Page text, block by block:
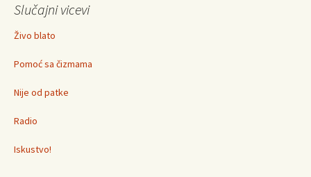
Slučajni vicevi
Živo blato
Pomoć sa čizmama
Nije od patke
Radio
Iskustvo!